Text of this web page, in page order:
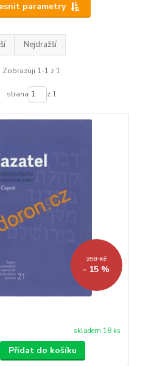
parametry
Nejdražší
Zobrazuji 1-1 z 1
strana z 1
298 Kč
- 15 %
skladem 18 ks
Přidat do košíku